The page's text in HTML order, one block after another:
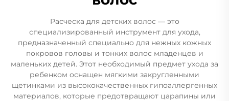
Расческа для детских волос — это
специализированный инструмент для ухода,
предназначенный специально для нежных кожных
покровов головы и тонких волос младенцев и
маленьких детей. Этот необходимый предмет ухода за
ребенком оснащен мягкими закругленными
щетинками из высококачественных гипоаллергенных
материалов, которые предотвращают царапины или